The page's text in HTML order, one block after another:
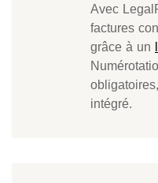
Avec
factures
grâce à un
intégré.